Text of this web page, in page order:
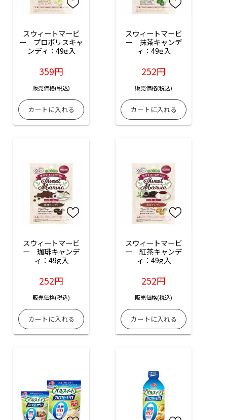
スウィートマービ
ー　プロポリスキャ
ンディ：49g入
359円
販売価格(税込)
スウィートマービ
ー　抹茶キャンデ
ィ：49g入
252円
販売価格(税込)
スウィートマービ
ー　珈琲キャンデ
ィ：49g入
252円
販売価格(税込)
スウィートマービ
ー　紅茶キャンデ
ィ：49g入
252円
販売価格(税込)